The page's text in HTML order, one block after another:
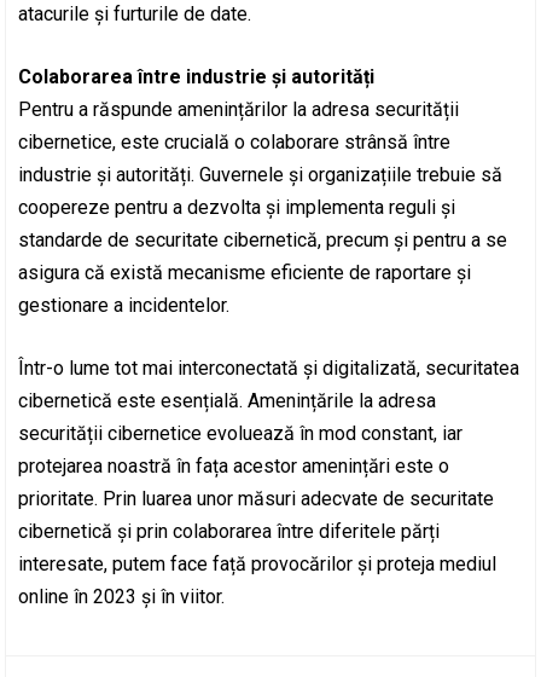
atacurile și furturile de date.
Colaborarea între industrie și autorități
Pentru a răspunde amenințărilor la adresa securității
cibernetice, este crucială o colaborare strânsă între
industrie și autorități. Guvernele și organizațiile trebuie să
coopereze pentru a dezvolta și implementa reguli și
standarde de securitate cibernetică, precum și pentru a se
asigura că există mecanisme eficiente de raportare și
gestionare a incidentelor.
Într-o lume tot mai interconectată și digitalizată, securitatea
cibernetică este esențială. Amenințările la adresa
securității cibernetice evoluează în mod constant, iar
protejarea noastră în fața acestor amenințări este o
prioritate. Prin luarea unor măsuri adecvate de securitate
cibernetică și prin colaborarea între diferitele părți
interesate, putem face față provocărilor și proteja mediul
online în 2023 și în viitor.